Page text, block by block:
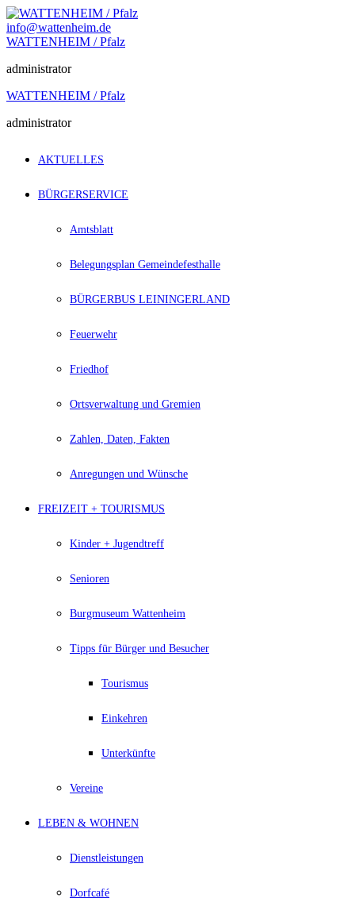
Zum
Inhalt
springen
info@wattenheim.de
WATTENHEIM / Pfalz
administrator
WATTENHEIM / Pfalz
administrator
AKTUELLES
BÜRGERSERVICE
Amtsblatt
Belegungsplan Gemeindefesthalle
BÜRGERBUS LEININGERLAND
Feuerwehr
Friedhof
Ortsverwaltung und Gremien
Zahlen, Daten, Fakten
Anregungen und Wünsche
FREIZEIT + TOURISMUS
Kinder + Jugendtreff
Senioren
Burgmuseum Wattenheim
Tipps für Bürger und Besucher
Tourismus
Einkehren
Unterkünfte
Vereine
LEBEN & WOHNEN
Dienstleistungen
Dorfcafé